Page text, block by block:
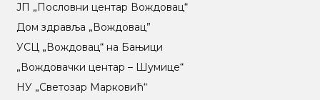
ЈП „Пословни центар Вождовац“
Дом здравља „Вождовац”
УСЦ „Вождовац“ на Бањици
„Вождовачки центар – Шумице“
НУ „Светозар Марковић“